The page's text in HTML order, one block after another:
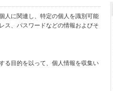
人に関連し、特定の個人を識別可能
ス、パスワードなどの情報およびそ
る目的を以って、個人情報を収集い